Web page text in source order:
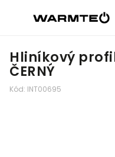
Hliníkový
ČERNÝ
Kód: INT00695